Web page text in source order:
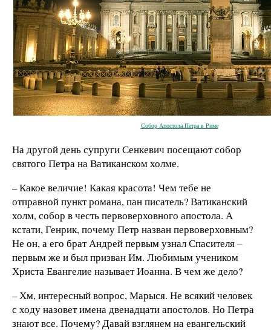
Собор Апостола Петра в Риме
На другой день супруги Сенкевич посещают собор
святого Петра на Ватиканском холме.
– Какое величие! Какая красота! Чем тебе не
отправной пункт романа, пан писатель? Ватиканский
холм, собор в честь первоверховного апостола. А
кстати, Генрик, почему Петр назван первоверховным?
Не он, а его брат Андрей первым узнал Спасителя –
первым же и был призван Им. Любимым учеником
Христа Евангелие называет Иоанна. В чем же дело?
– Хм, интересный вопрос, Марыся. Не всякий человек
с ходу назовет имена двенадцати апостолов. Но Петра
знают все. Почему? Давай взглянем на евангельский